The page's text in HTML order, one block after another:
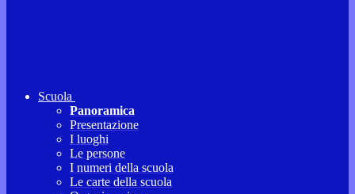
Scuola
Panoramica
Presentazione
I luoghi
Le persone
I numeri della scuola
Le carte della scuola